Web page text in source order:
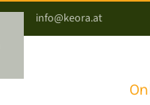
info@keora.at